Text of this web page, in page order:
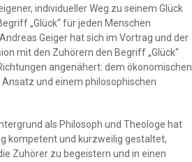
individueller Weg zu seinem Glück
„Glück“ für jeden Menschen
Geiger hat sich im Vortrag und der
mit den Zuhörern den Begriff „Glück“
angenähert: dem ökonomischen
und einem philosophischen
als Philosoph und Theologe hat
kompetent und kurzweilig gestaltet,
Zuhörer zu begeistern und in einen